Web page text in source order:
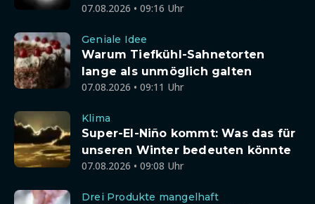
07.08.2026 • 09:16 Uhr
Geniale Idee
Warum Tiefkühl-Sahnetorten
lange als unmöglich galten
07.08.2026 • 09:11 Uhr
Klima
Super-El-Niño kommt: Was das für
unseren Winter bedeuten könnte
07.08.2026 • 09:08 Uhr
Drei Produkte mangelhaft